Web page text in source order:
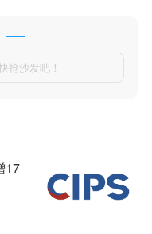
抢沙发吧！
17